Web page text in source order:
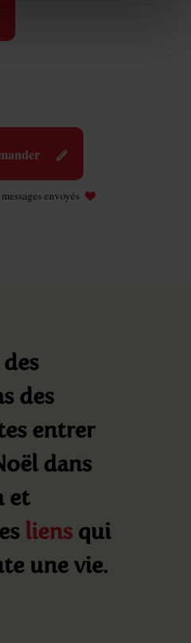
envoyés
des
entrer
dans
et
liensqui
une vie.